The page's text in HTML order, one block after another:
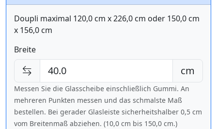
Doupli maximal 120,0 cm x 226,0 cm oder 150,0 cm
x 156,0 cm
Breite
cm
Messen Sie die Glasscheibe einschließlich Gummi. An
mehreren Punkten messen und das schmalste Maß
bestellen. Bei gerader Glasleiste sicherheitshalber 0,5 cm
vom Breitenmaß abziehen. (10,0 cm bis 150,0 cm.)